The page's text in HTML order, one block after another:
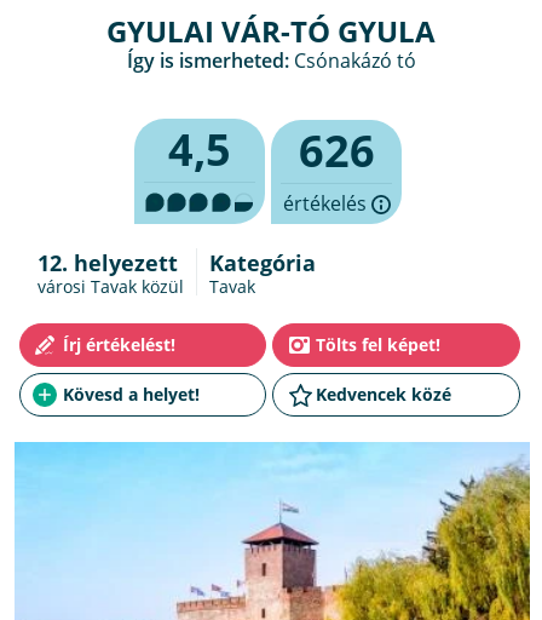
GYULAI VÁR-TÓ GYULA
Így is ismerheted: Csónakázó tó
4,5 626
értékelés
12. helyezett
városi Tavak közül
Kategória
Tavak